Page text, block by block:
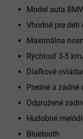
Model auta
Vhodné pre deti
Maximálna
Rýchlosť 3-5
Diaľkové
Predné a zadné
Odpružené
Hudobné
Bluetooth